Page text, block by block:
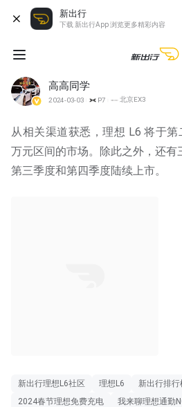
新出行
下载 新出行App 浏览更多精彩内容
高高同学
2024-03-03 P7 北京EX3
从相关渠道获悉，理想 L6 将于
万元区间的市场。除此之外，还
第三季度和第四季度陆续上市。
新出行理想L6社区 理想L6 新出行排
2024春节理想免费充电
我来聊理想通勤